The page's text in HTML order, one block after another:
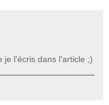
je l'écris dans l'article ;)